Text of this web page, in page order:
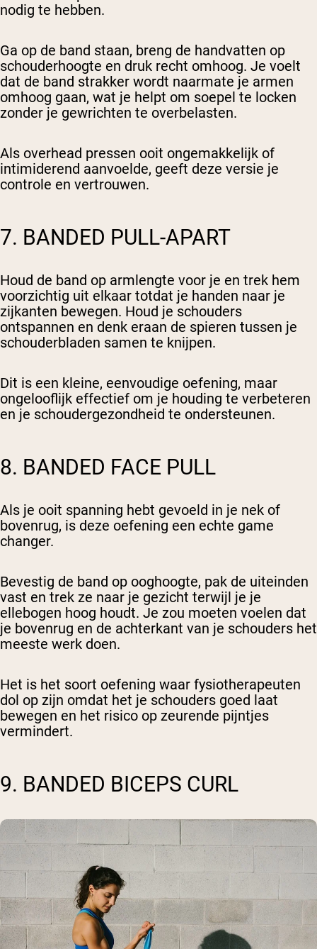
nodig te hebben.
Ga op de band staan, breng de handvatten op
schouderhoogte en druk recht omhoog. Je voelt
dat de band strakker wordt naarmate je armen
omhoog gaan, wat je helpt om soepel te locken
zonder je gewrichten te overbelasten.
Als overhead pressen ooit ongemakkelijk of
intimiderend aanvoelde, geeft deze versie je
controle en vertrouwen.
7. BANDED PULL-APART
Houd de band op armlengte voor je en trek hem
voorzichtig uit elkaar totdat je handen naar je
zijkanten bewegen. Houd je schouders
ontspannen en denk eraan de spieren tussen je
schouderbladen samen te knijpen.
Dit is een kleine, eenvoudige oefening, maar
ongelooflijk effectief om je houding te verbeteren
en je schoudergezondheid te ondersteunen.
8. BANDED FACE PULL
Als je ooit spanning hebt gevoeld in je nek of
bovenrug, is deze oefening een echte game
changer.
Bevestig de band op ooghoogte, pak de uiteinden
vast en trek ze naar je gezicht terwijl je je
ellebogen hoog houdt. Je zou moeten voelen dat
je bovenrug en de achterkant van je schouders het
meeste werk doen.
Het is het soort oefening waar fysiotherapeuten
dol op zijn omdat het je schouders goed laat
bewegen en het risico op zeurende pijntjes
vermindert.
9. BANDED BICEPS CURL